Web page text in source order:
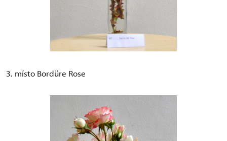
3. místo Bordüre Rose